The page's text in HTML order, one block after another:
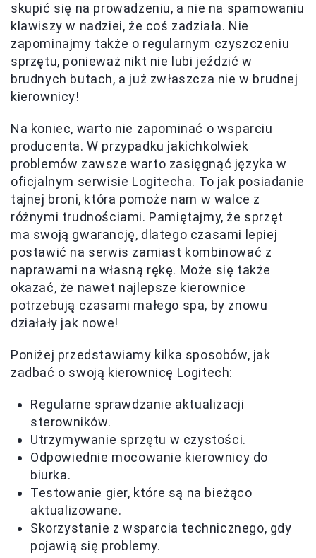
skupić się na prowadzeniu, a nie na spamowaniu
klawiszy w nadziei, że coś zadziała. Nie
zapominajmy także o regularnym czyszczeniu
sprzętu, ponieważ nikt nie lubi jeździć w
brudnych butach, a już zwłaszcza nie w brudnej
kierownicy!
Na koniec, warto nie zapominać o wsparciu
producenta. W przypadku jakichkolwiek
problemów zawsze warto zasięgnąć języka w
oficjalnym serwisie Logitecha. To jak posiadanie
tajnej broni, która pomoże nam w walce z
różnymi trudnościami. Pamiętajmy, że sprzęt
ma swoją gwarancję, dlatego czasami lepiej
postawić na serwis zamiast kombinować z
naprawami na własną rękę. Może się także
okazać, że nawet najlepsze kierownice
potrzebują czasami małego spa, by znowu
działały jak nowe!
Poniżej przedstawiamy kilka sposobów, jak
zadbać o swoją kierownicę Logitech:
Regularne sprawdzanie aktualizacji
sterowników.
Utrzymywanie sprzętu w czystości.
Odpowiednie mocowanie kierownicy do
biurka.
Testowanie gier, które są na bieżąco
aktualizowane.
Skorzystanie z wsparcia technicznego, gdy
pojawią się problemy.